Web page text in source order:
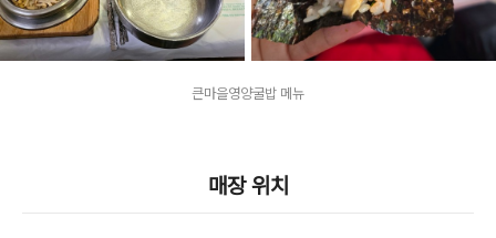
큰마을영양굴밥 메뉴
매장 위치